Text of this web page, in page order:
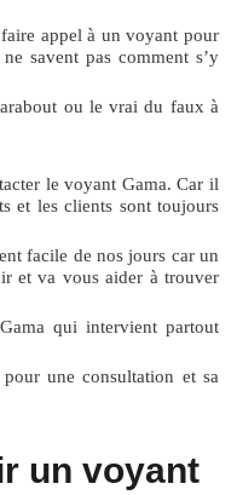
appel à un voyant pour
savent pas comment s’y
ou le vrai du faux à
le voyant Gama. Car il
et les clients sont toujours
facile de nos jours car un
et va vous aider à trouver
qui intervient partout
une consultation et sa
un voyant